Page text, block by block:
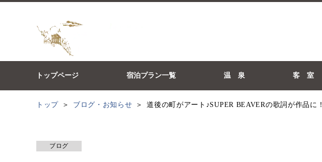
トップページ 宿泊プラン一覧 温 泉 客 室
トップ ブログ・お知らせ 道後の町がアート♪SUPER BEAVERの歌詞が作品に！
ブログ